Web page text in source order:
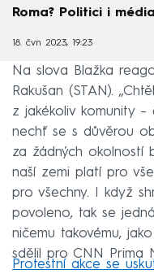
Roma? Politici i
18. čvn 2023, 19:23
Na slova Blažka
Rakušan (STAN).
z jakékoliv komunity
nechť se s důvěrou
za žádných okolností
naší zemi platí pro
pro všechny. I když
povoleno, tak se
ničemu takovému,
sdělil pro CNN Prima
Protestní akce se